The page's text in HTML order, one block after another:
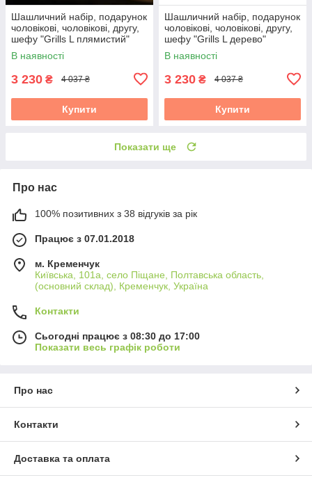
Шашличний набір, подарунок
чоловікові, чоловікові, другу,
шефу "Grills L плямистий"
В наявності
3 230 ₴ 4 037 ₴
Купити
Шашличний набір, подарунок
чоловікові, чоловікові, другу,
шефу "Grills L дерево"
В наявності
3 230 ₴ 4 037 ₴
Купити
Показати ще
Про нас
100% позитивних з 38 відгуків за рік
Працює з 07.01.2018
м. Кременчук
Київська, 101а, село Піщане, Полтавська область,
(основний склад), Кременчук, Україна
Контакти
Сьогодні працює з 08:30 до 17:00
Показати весь графік роботи
Про нас
Контакти
Доставка та оплата